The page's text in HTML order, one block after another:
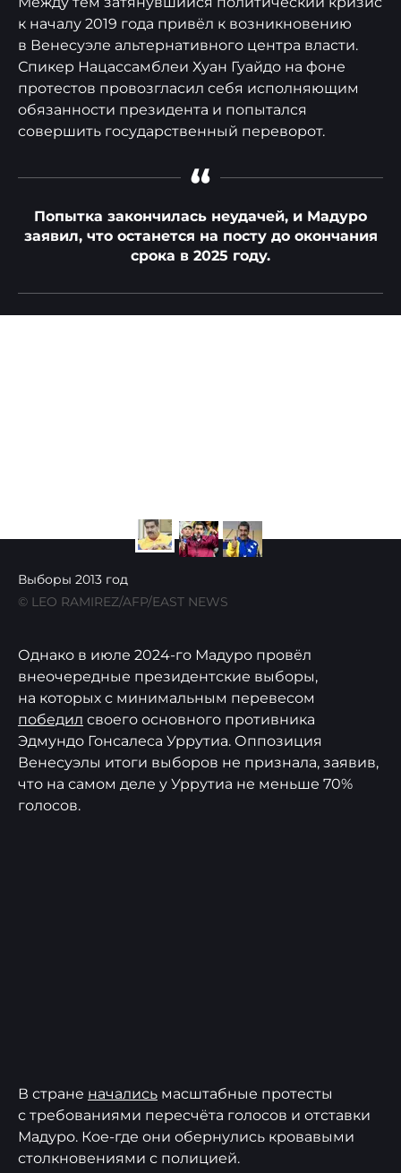
к началу 2019 года привёл к возникновению
в Венесуэле альтернативного центра власти.
Спикер Нацассамблеи Хуан Гуайдо на фоне
протестов провозгласил себя исполняющим
обязанности президента и попытался
совершить государственный переворот.
“
Попытка закончилась неудачей, и Мадуро
заявил, что останется на посту до окончания
срока в 2025 году.
Выборы 2013 год
© LEO RAMIREZ/AFP/EAST NEWS
Однако в июле 2024-го Мадуро провёл
внеочередные президентские выборы,
на которых с минимальным перевесом
победил своего основного противника
Эдмундо Гонсалеса Уррутиа. Оппозиция
Венесуэлы итоги выборов не признала, заявив,
что на самом деле у Уррутиа не меньше 70%
голосов.
В стране начались масштабные протесты
с требованиями пересчёта голосов и отставки
Мадуро. Кое-где они обернулись кровавыми
столкновениями с полицией.